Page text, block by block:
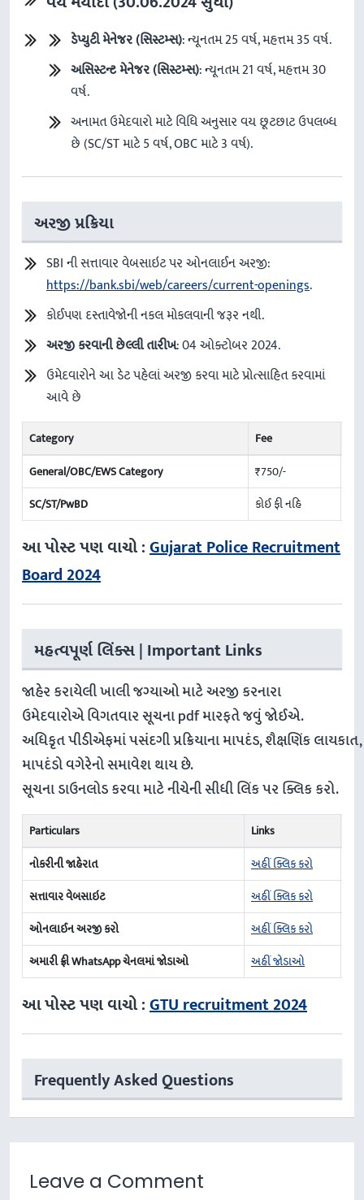
ડેપ્યુટીમેનેજર(સિસ્ટમ્સ): ન્યૂનતમ 25 વર્ષ, મહત્તમ 35 વર્ષ.
અસિસ્ટન્ટમેનેજર(સિસ્ટમ્સ): ન્યૂનતમ 21 વર્ષ, મહત્તમ 30
વર્ષ.
અનામત ઉમેદવારો માટે વિધિ અનુસાર વય છૂટછાટ ઉપલબ્ધ
છે (SC/ST માટે 5 વર્ષ, OBC માટે 3 વર્ષ).
અરજી પ્રક્રિયા
SBI ની સત્તાવાર વેબસાઇટ પર ઓનલાઈન અરજી:
https://bank.sbi/web/careers/current-openings.
કોઈપણ દસ્તાવેજોની નકલ મોકલવાની જરૂર નથી.
અરજીકરવાનીછેલ્લીતારીખ: 04 ઓક્ટોબર 2024.
ઉમેદવારોને આ ડેટ પહેલાં અરજી કરવા માટે પ્રોત્સાહિત કરવામાં
આવે છે
Category
Fee
General/OBC/EWS Category
₹750/-
SC/ST/PwBD
કોઈ ફી નહિ
આ પોસ્ટ પણ વાચો :Gujarat Police Recruitment
Board 2024
મહત્વપૂર્ણ લિંક્સ | Important Links
જાહેર કરાયેલી ખાલી જગ્યાઓ માટે અરજી કરનારા
ઉમેદવારોએ વિગતવાર સૂચના pdf મારફતે જવું જોઈએ.
અધિકૃત પીડીએફમાં પસંદગી પ્રક્રિયાના માપદંડ, શૈક્ષણિક
માપદંડો વગેરેનો સમાવેશ થાય છે.
સૂચના ડાઉનલોડ કરવા માટે નીચેની સીધી લિંક પર ક્લિક કરો.
Particulars
Links
નોકરીની જાહેરાત
અહીં ક્લિક કરો
સત્તાવાર વેબસાઇટ
અહીં ક્લિક કરો
ઓનલાઈન અરજી કરો
અહીં ક્લિક કરો
અમારી ફ્રી WhatsApp ચેનલમાં જોડાઓ
અહીં જોડાઓ
આ પોસ્ટ પણ વાચો :GTU recruitment 2024
Frequently Asked Questions
Leave a Comment